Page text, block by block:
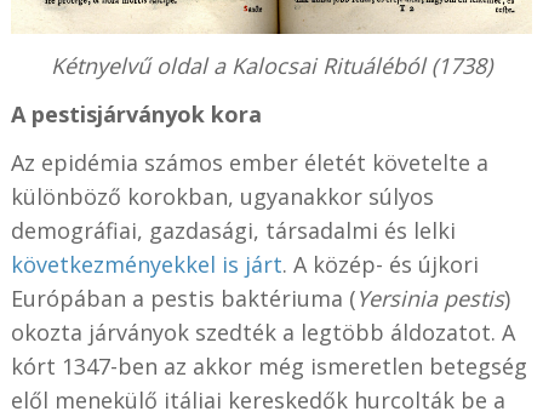
Kétnyelvű oldal a Kalocsai Rituáléból (1738)
A pestisjárványok kora
Az epidémia számos ember életét követelte a
különböző korokban, ugyanakkor súlyos
demográfiai, gazdasági, társadalmi és lelki
következményekkel is járt. A közép- és újkori
Európában a pestis baktériuma (Yersinia pestis)
okozta járványok szedték a legtöbb áldozatot. A
kórt 1347-ben az akkor még ismeretlen betegség
elől menekülő itáliai kereskedők hurcolták be a